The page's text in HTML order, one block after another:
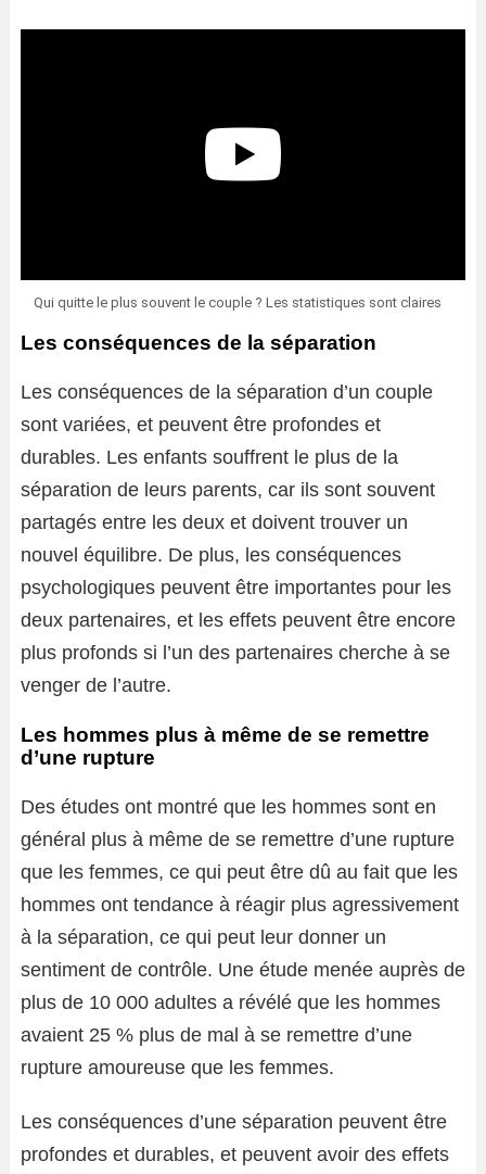
Qui quitte le plus souvent le couple ? Les statistiques sont claires
Les conséquences de la séparation
Les conséquences de la séparation d’un couple
sont variées, et peuvent être profondes et
durables. Les enfants souffrent le plus de la
séparation de leurs parents, car ils sont souvent
partagés entre les deux et doivent trouver un
nouvel équilibre. De plus, les conséquences
psychologiques peuvent être importantes pour les
deux partenaires, et les effets peuvent être encore
plus profonds si l’un des partenaires cherche à se
venger de l’autre.
Les hommes plus à même de se remettre
d’une rupture
Des études ont montré que les hommes sont en
général plus à même de se remettre d’une rupture
que les femmes, ce qui peut être dû au fait que les
hommes ont tendance à réagir plus agressivement
à la séparation, ce qui peut leur donner un
sentiment de contrôle. Une étude menée auprès de
plus de 10 000 adultes a révélé que les hommes
avaient 25 % plus de mal à se remettre d’une
rupture amoureuse que les femmes.
Les conséquences d’une séparation peuvent être
profondes et durables, et peuvent avoir des effets